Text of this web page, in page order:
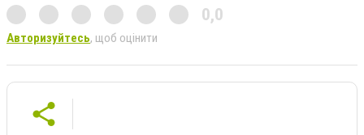
0,0
Авторизуйтесь, щоб оцінити